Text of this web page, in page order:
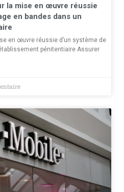
la mise en œuvre réussie
en bandes dans un
en œuvre réussie d’un système de
pénitentiaire Assurer